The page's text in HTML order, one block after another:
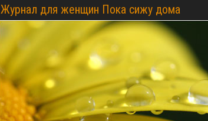
Журнал для женщин Пока сижу дома